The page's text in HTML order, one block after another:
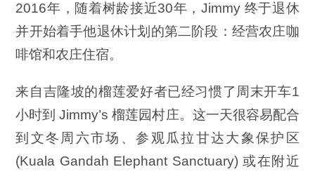
2016年，随着树龄接近30年，Jimmy 终于退休
并开始着手他退休计划的第二阶段：经营农庄咖
啡馆和农庄住宿。
来自吉隆坡的榴莲爱好者已经习惯了周末开车1
小时到 Jimmy’s 榴莲园村庄。这一天很容易配合
到文冬周六市场、参观瓜拉甘达大象保护区
(Kuala Gandah Elephant Sanctuary) 或在附近